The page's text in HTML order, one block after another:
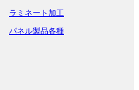
ラミネート加工
パネル製品各種